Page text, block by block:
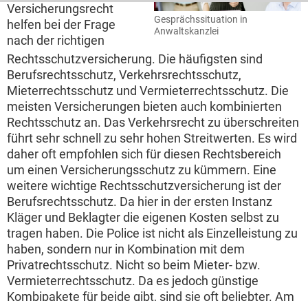
Gesprächssituation in
Anwaltskanzlei
Versicherungsrecht
helfen bei der Frage
nach der richtigen
Rechtsschutzversicherung. Die häufigsten sind
Berufsrechtsschutz, Verkehrsrechtsschutz,
Mieterrechtsschutz und Vermieterrechtsschutz. Die
meisten Versicherungen bieten auch kombinierten
Rechtsschutz an. Das Verkehrsrecht zu überschreiten
führt sehr schnell zu sehr hohen Streitwerten. Es wird
daher oft empfohlen sich für diesen Rechtsbereich
um einen Versicherungsschutz zu kümmern. Eine
weitere wichtige Rechtsschutzversicherung ist der
Berufsrechtsschutz. Da hier in der ersten Instanz
Kläger und Beklagter die eigenen Kosten selbst zu
tragen haben. Die Police ist nicht als Einzelleistung zu
haben, sondern nur in Kombination mit dem
Privatrechtsschutz. Nicht so beim Mieter- bzw.
Vermieterrechtsschutz. Da es jedoch günstige
Kombipakete für beide gibt, sind sie oft beliebter. Am